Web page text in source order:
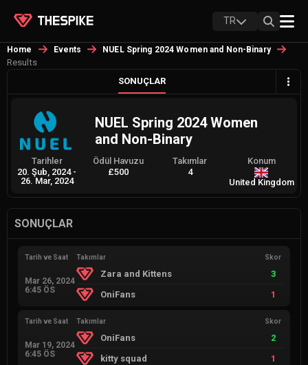
TR
Home Events NUEL Spring 2024 Women and Non-Binary
Results
SONUÇLAR
NUEL Spring 2024 Women
and Non-Binary
Tarihler
20. Şub, 2024 -
26. Mar, 2024
Ödül Havuzu
£500
Takımlar
4
Konum
United Kingdom
SONUÇLAR
Tarih ve Saat
Mar 26, 2024
6:45 ÖS
Takımlar Skor
Zara and Kittens
3
OniFans
1
Tarih ve Saat
Mar 19, 2024
6:45 ÖS
Takımlar Skor
OniFans
2
kitty squad
1